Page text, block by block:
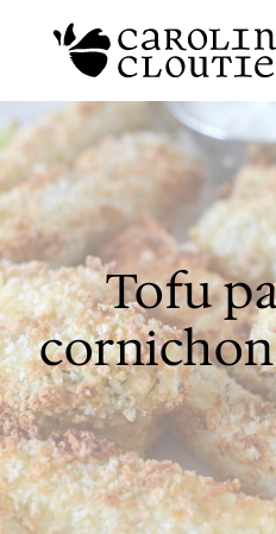
Tofu